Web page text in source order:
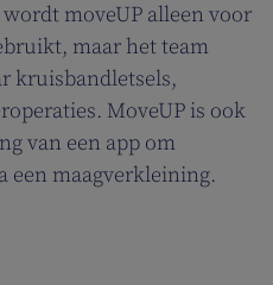
moveUP alleen voor
maar het team
kruisbandletsels,
MoveUP is ook
van een app om
een maagverkleining.